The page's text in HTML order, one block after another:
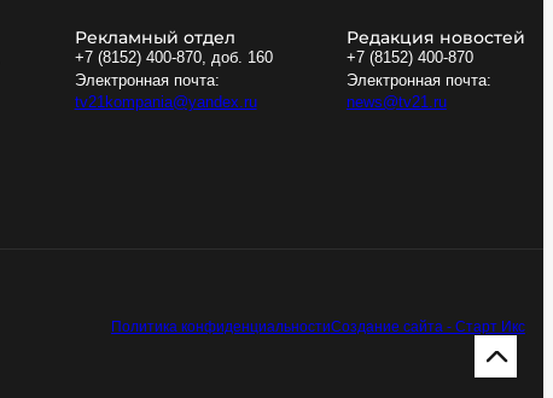
Рекламный отдел
+7 (8152) 400-870, доб. 160
Электронная почта:
tv21kompania@yandex.ru
Редакция новостей
+7 (8152) 400-870
Электронная почта:
news@tv21.ru
Политика конфиденциальностиСоздание сайта - Старт Икс